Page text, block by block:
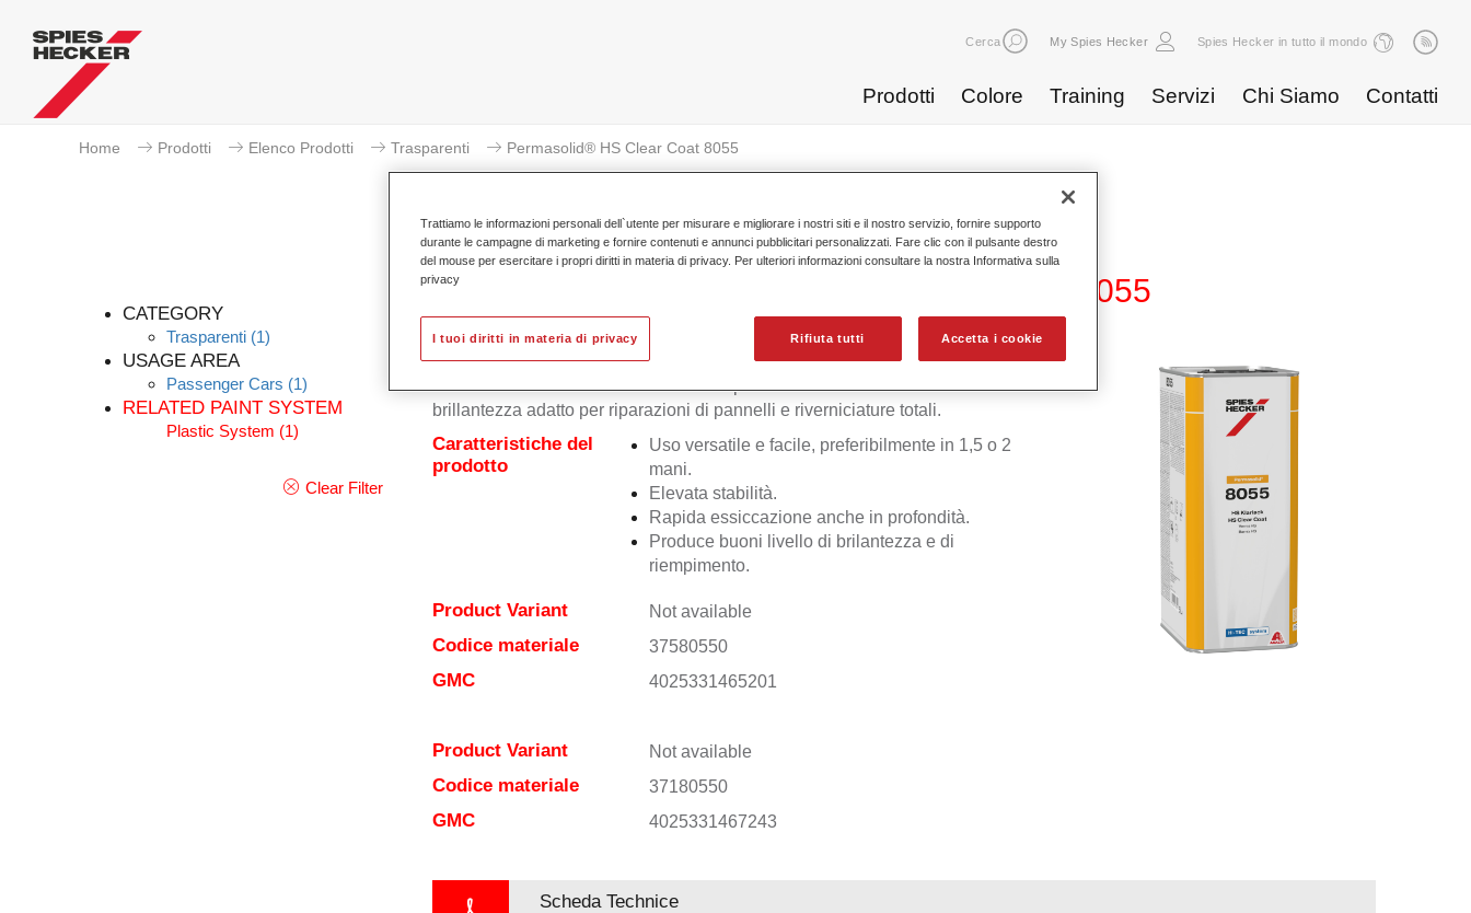
Cerca My Spies Hecker Spies Hecker in tutto il mondo
Prodotti Colore Training Servizi Chi Siamo Contatti
Home Prodotti Elenco Prodotti Trasparenti Permasolid® HS Clear Coat 8055
CATEGORY
Trasparenti (1)
USAGE AREA
Passenger Cars (1)
RELATED PAINT SYSTEM
Plastic System (1)
Clear Filter
Permasolid® HS Clear Coat 8055
Permasolid HS Klarlack 8055 è un trasparente alto solido 2K di elevata
brillantezza adatto per riparazioni di pannelli e riverniciature totali.
Caratteristiche del
prodotto
Uso versatile e facile, preferibilmente in 1,5 o 2
mani.
Elevata stabilità.
Rapida essiccazione anche in profondità.
Produce buoni livello di brilantezza e di
riempimento.
Product Variant Not available
Codice materiale 37580550
GMC 4025331465201
Product Variant Not available
Codice materiale 37180550
GMC 4025331467243
Scheda Technice
Trattiamo le informazioni personali dell`utente per misurare e migliorare i nostri siti e il nostro servizio, fornire supporto
durante le campagne di marketing e fornire contenuti e annunci pubblicitari personalizzati. Fare clic con il pulsante destro
del mouse per esercitare i propri diritti in materia di privacy. Per ulteriori informazioni consultare la nostra Informativa sulla
privacy
Rifiuta tutti Accetta i cookie
I tuoi diritti in materia di privacy